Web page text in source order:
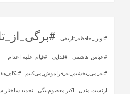
#اوین_حافظه_تاریخی
#عباس_هاشمی #فدایی #قیام_علیه_اعدام
#نه_می_بخشیم_نه_فراموش_می‌کنیم
ارنست مندل اکبر معصوم‌بیگی تجدید ساختار